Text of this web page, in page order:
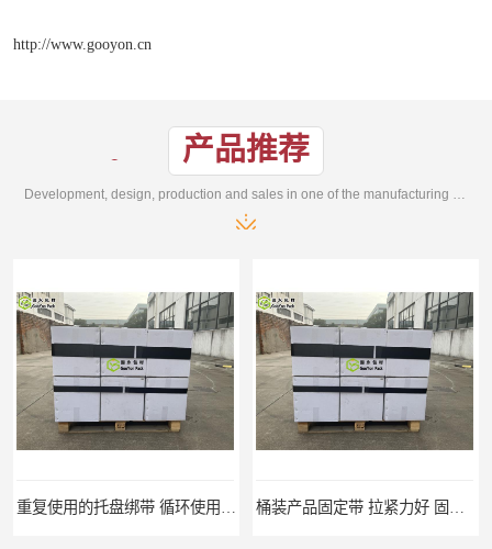
http://www.gooyon.cn
产品推荐
Development, design, production and sales in one of the manufacturing enterprises